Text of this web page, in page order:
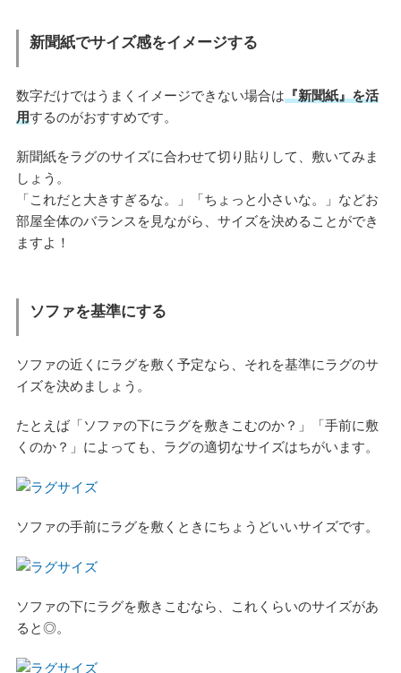
新聞紙でサイズ感をイメージする
数字だけではうまくイメージできない場合は『新聞紙』を活
用するのがおすすめです。
新聞紙をラグのサイズに合わせて切り貼りして、敷いてみま
しょう。
「これだと大きすぎるな。」「ちょっと小さいな。」などお
部屋全体のバランスを見ながら、サイズを決めることができ
ますよ！
ソファを基準にする
ソファの近くにラグを敷く予定なら、それを基準にラグのサ
イズを決めましょう。
たとえば「ソファの下にラグを敷きこむのか？」「手前に敷
くのか？」によっても、ラグの適切なサイズはちがいます。
ソファの手前にラグを敷くときにちょうどいいサイズです。
ソファの下にラグを敷きこむなら、これくらいのサイズがあ
ると◎。